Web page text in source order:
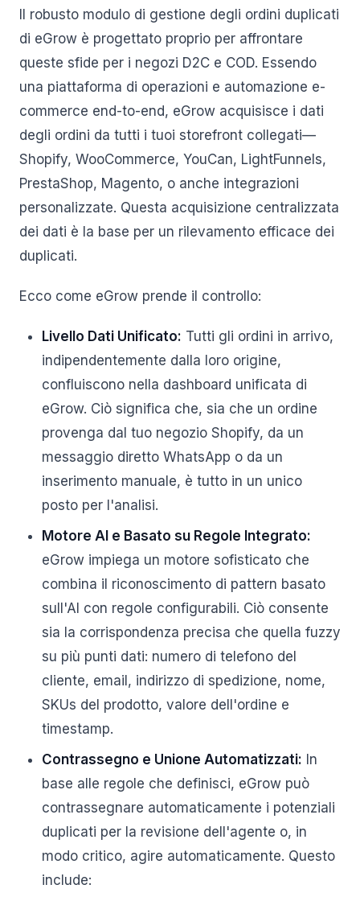
Il robusto modulo di gestione degli ordini duplicati
di eGrow è progettato proprio per affrontare
queste sfide per i negozi D2C e COD. Essendo
una piattaforma di operazioni e automazione e-
commerce end-to-end, eGrow acquisisce i dati
degli ordini da tutti i tuoi storefront collegati—
Shopify, WooCommerce, YouCan, LightFunnels,
PrestaShop, Magento, o anche integrazioni
personalizzate. Questa acquisizione centralizzata
dei dati è la base per un rilevamento efficace dei
duplicati.
Ecco come eGrow prende il controllo:
Livello Dati Unificato: Tutti gli ordini in arrivo,
indipendentemente dalla loro origine,
confluiscono nella dashboard unificata di
eGrow. Ciò significa che, sia che un ordine
provenga dal tuo negozio Shopify, da un
messaggio diretto WhatsApp o da un
inserimento manuale, è tutto in un unico
posto per l'analisi.
Motore AI e Basato su Regole Integrato:
eGrow impiega un motore sofisticato che
combina il riconoscimento di pattern basato
sull'AI con regole configurabili. Ciò consente
sia la corrispondenza precisa che quella fuzzy
su più punti dati: numero di telefono del
cliente, email, indirizzo di spedizione, nome,
SKUs del prodotto, valore dell'ordine e
timestamp.
Contrassegno e Unione Automatizzati: In
base alle regole che definisci, eGrow può
contrassegnare automaticamente i potenziali
duplicati per la revisione dell'agente o, in
modo critico, agire automaticamente. Questo
include: